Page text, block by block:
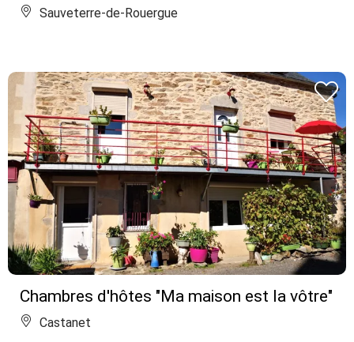
Sauveterre-de-Rouergue
Chambres d'hôtes "Ma maison est la vôtre"
Castanet